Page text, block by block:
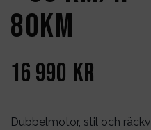
80km
16 990 kr
Dubbelmotor, stil och